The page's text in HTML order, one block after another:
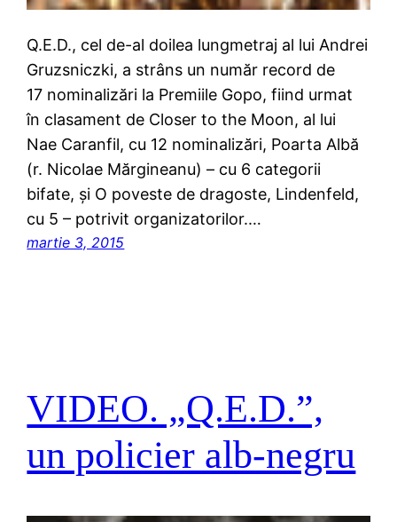
Q.E.D., cel de-al doilea lungmetraj al lui Andrei
Gruzsniczki, a strâns un număr record de
17 nominalizări la Premiile Gopo, fiind urmat
în clasament de Closer to the Moon, al lui
Nae Caranfil, cu 12 nominalizări, Poarta Albă
(r. Nicolae Mărgineanu) – cu 6 categorii
bifate, și O poveste de dragoste, Lindenfeld,
cu 5 – potrivit organizatorilor.…
martie 3, 2015
VIDEO. „Q.E.D.”,
un policier alb-negru